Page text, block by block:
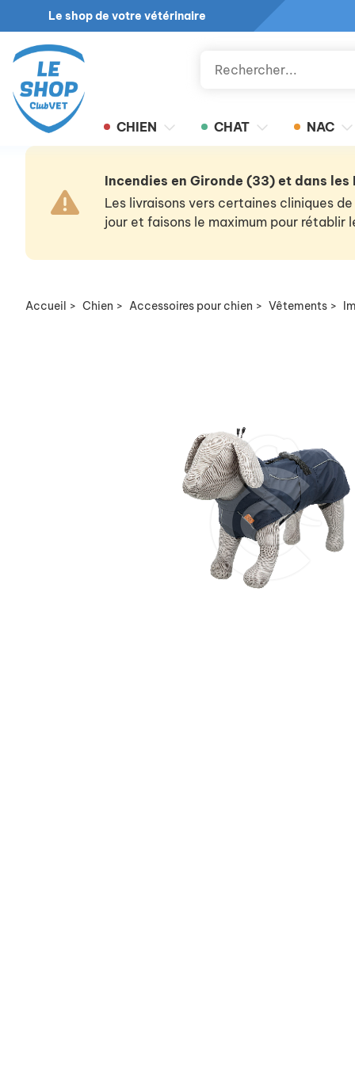
Le shop de votre vétérinaire
CHIEN CHAT NAC
Incendies en Gironde (33) et dans
Les livraisons vers certaines cliniques
jour et faisons le maximum pour rétablir
Accueil > Chien > Accessoires pour chien > Vêtements >